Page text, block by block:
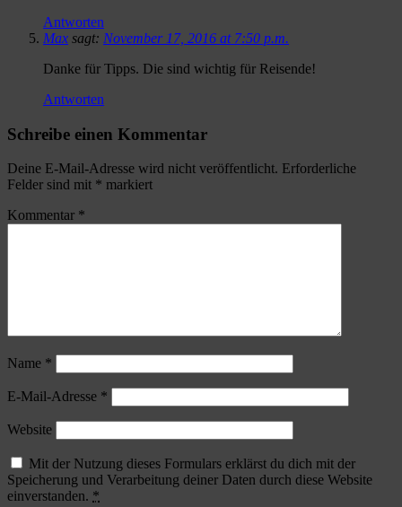
Antworten
Max sagt: November 17, 2016 at 7:50 p.m.
Danke für Tipps. Die sind wichtig für Reisende!
Antworten
Schreibe einen Kommentar
Deine E-Mail-Adresse wird nicht veröffentlicht. Erforderliche
Felder sind mit * markiert
Kommentar *
Name *
E-Mail-Adresse *
Website
Mit der Nutzung dieses Formulars erklärst du dich mit der
Speicherung und Verarbeitung deiner Daten durch diese Website
einverstanden. *